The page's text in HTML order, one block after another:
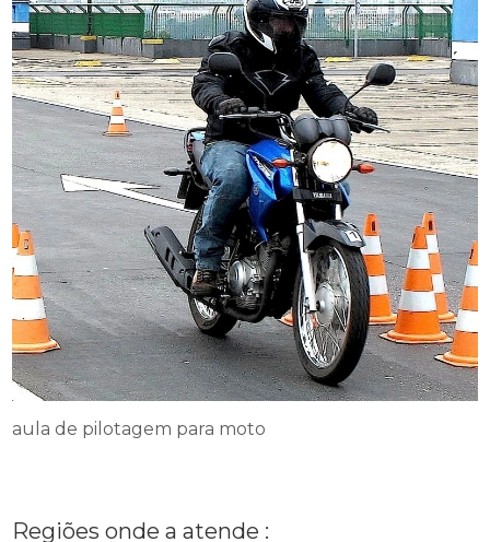
aula de pilotagem para moto
Regiões onde a atende :